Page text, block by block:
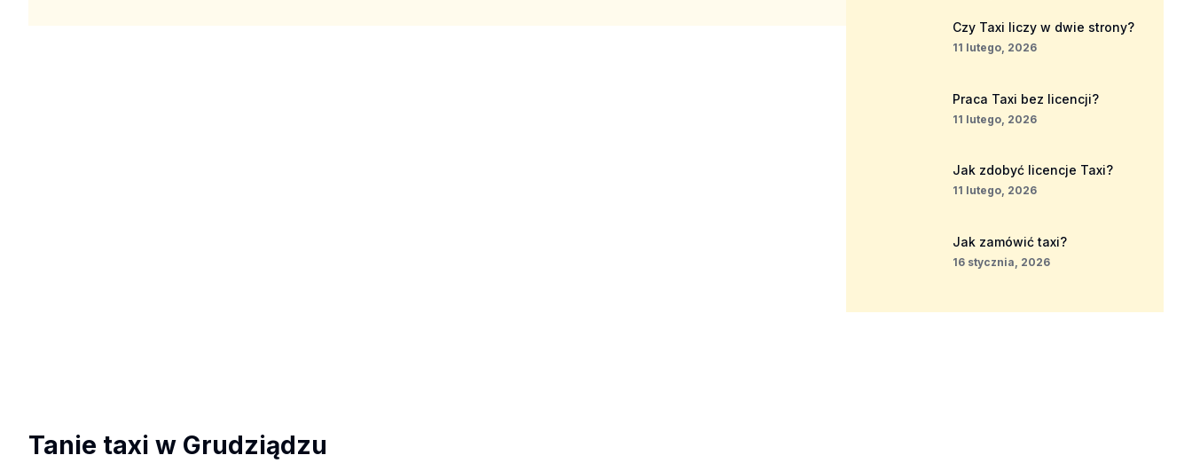
Czy Taxi liczy w dwie strony?
11 lutego, 2026
Praca Taxi bez licencji?
11 lutego, 2026
Jak zdobyć licencje Taxi?
11 lutego, 2026
Jak zamówić taxi?
16 stycznia, 2026
Tanie taxi w Grudziądzu